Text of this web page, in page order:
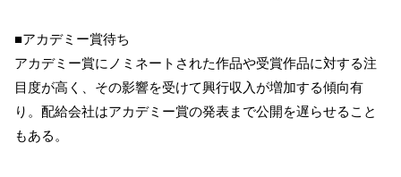
■アカデミー賞待ち
アカデミー賞にノミネートされた作品や受賞作品に対する注
目度が高く、その影響を受けて興行収入が増加する傾向有
り。配給会社はアカデミー賞の発表まで公開を遅らせること
もある。